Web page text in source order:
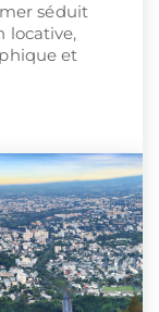
séduit
locative,
et